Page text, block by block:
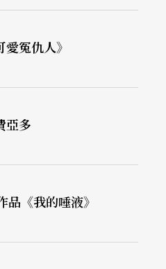
冤仇人》
亞多
《我的唾液》